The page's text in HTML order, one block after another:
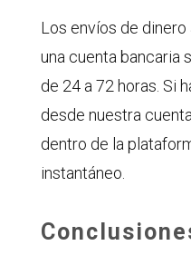
Los envíos de
una cuenta bancaria
de 24 a 72 horas. Si
desde nuestra
dentro de la
instantáneo.